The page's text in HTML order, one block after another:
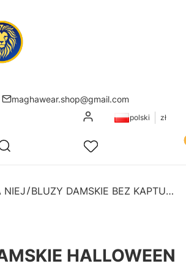
maghawear.shop@gmail.com
Zaloguj siępolski zł
Otwórz wyszukiwarkę
Szukaj Ulubione
NIEJ BLUZY DAMSKIE BEZ KAPTURA
HALLOWEEN